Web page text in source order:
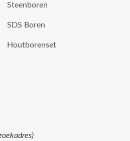
Steenboren
SDS Boren
Houtborenset